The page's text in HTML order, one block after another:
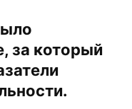
за который